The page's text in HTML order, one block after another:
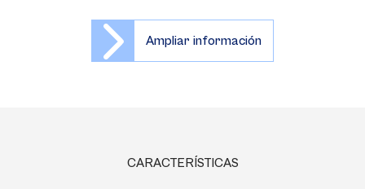
Ampliar información
CARACTERÍSTICAS